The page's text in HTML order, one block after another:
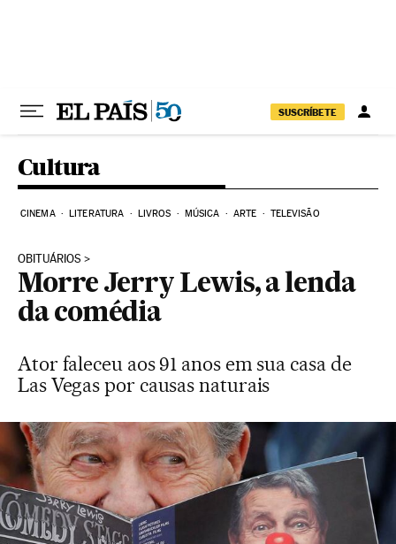
SUSCRÍBETE
Cultura
CINEMA LITERATURA LIVROS MÚSICA ARTE TELEVISÃO
OBITUÁRIOS
Morre Jerry Lewis, a lenda
da comédia
Ator faleceu aos 91 anos em sua casa de
Las Vegas por causas naturais